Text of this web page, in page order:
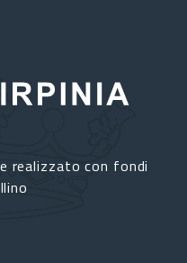
realizzato con fondi